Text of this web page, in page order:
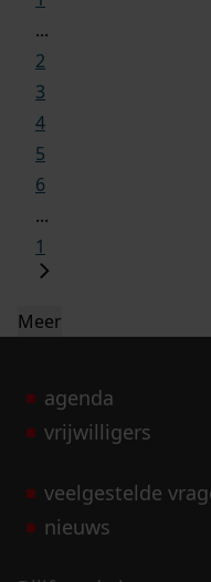
...
2
3
4
5
6
...
1
Meer
agenda
vrijwilligers
veelgestelde
nieuws